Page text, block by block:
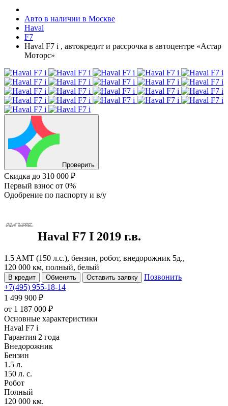
Авто в наличии в Москве
Haval
F7
Haval F7 i , автокредит и рассрочка в автоцентре «Астар
Моторс»
Проверить
Скидка до 310 000 ₽
Первый взнос от 0%
Одобрение по паспорту и в/у
Haval F7 I 2019 г.в.
1.5 AMT (150 л.с.), бензин, робот, внедорожник 5д.,
120 000 км, полный, белый
В кредит Обменять Оставить заявку
Позвонить
+7(495) 955-18-14
1 499 900 ₽
от 1 187 000 ₽
Основные характеристики
Haval F7 i
Гарантия 2 года
Внедорожник
Бензин
1.5 л.
150 л. с.
Робот
Полный
120 000 км.